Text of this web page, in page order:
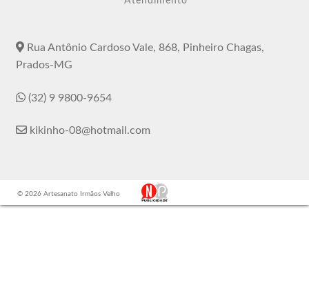
Rua Antônio Cardoso Vale, 868, Pinheiro Chagas,
Prados-MG
(32) 9 9800-9654
kikinho-08@hotmail.com
© 2026 Artesanato Irmãos Velho